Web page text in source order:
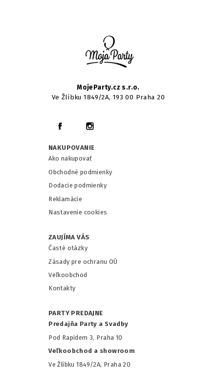
MojeParty.cz s.r.o.
Ve Žlíbku 1849/2A, 193 00 Praha 20
NAKUPOVANIE
Ako nakupovať
Obchodné podmienky
Dodacie podmienky
Reklamácie
Nastavenie cookies
ZAUJÍMA VÁS
Časté otázky
Zásady pre ochranu OÚ
Veľkoobchod
Kontakty
PARTY PREDAJNE
Predajňa Party a Svadby
Pod Rapidem 3, Praha 10
Veľkoobchod a showroom
Ve Žlíbku 1849/2A, Praha 20